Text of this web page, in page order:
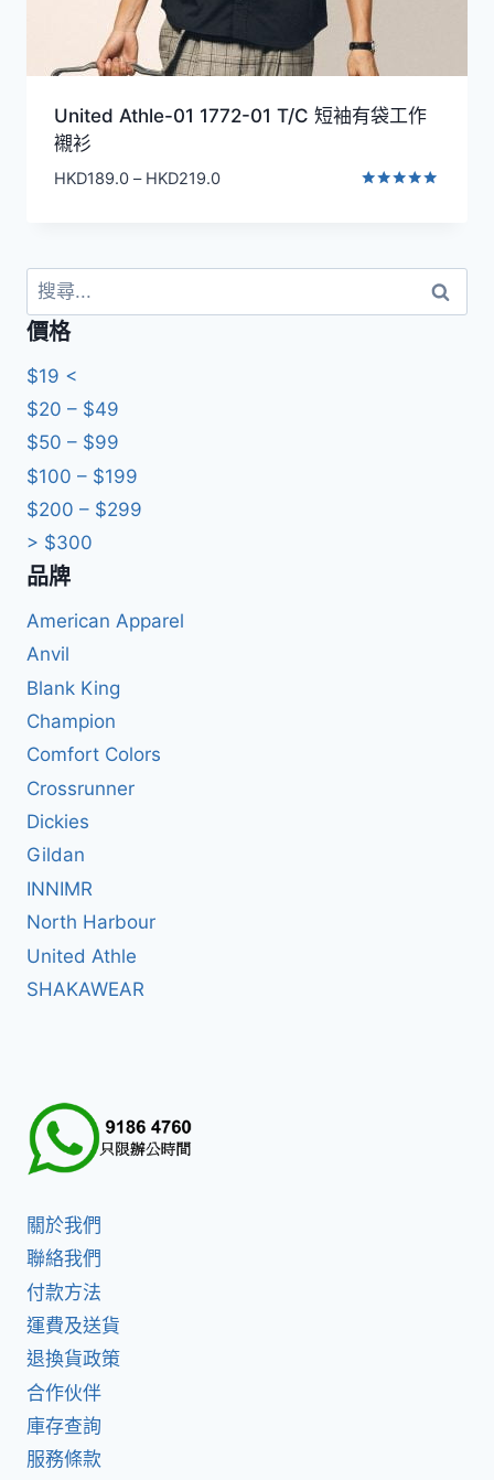
United Athle-01 1772-01 T/C 短袖有袋工作
襯衫
HKD189.0 – HKD219.0價
搜
尋
關
鍵
字:
價格
$19 <
$20 – $49
$50 – $99
$100 – $199
$200 – $299
> $300
品牌
American Apparel
Anvil
Blank King
Champion
Comfort Colors
Crossrunner
Dickies
Gildan
INNIMR
North Harbour
United Athle
SHAKAWEAR
關於我們
聯絡我們
付款方法
運費及送貨
退換貨政策
合作伙伴
庫存查詢
服務條款